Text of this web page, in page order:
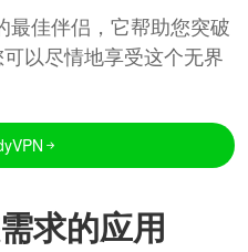
最佳伴侣，它帮助您突破
以尽情地享受这个无界
求的应用